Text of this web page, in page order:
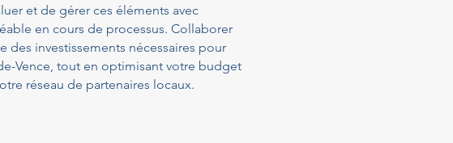
et de gérer ces éléments avec
en cours de processus. Collaborer
des investissements nécessaires pour
Vence, tout en optimisant votre budget
réseau de partenaires locaux.